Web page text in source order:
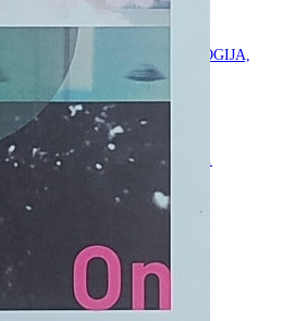
I PUBLICISTIKA
ZNANOSTI
POPULARNA PSIHOLOGIJA,
GRAMATIKE, PRAVOPISI…
ZNANOSTI
I POVIJEST KNJIŽEVNOSTI